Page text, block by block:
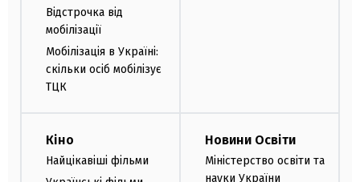
Відстрочка від
мобілізації
Мобілізація в Україні:
скільки осіб мобілізує
ТЦК
Кіно
Найцікавіші фільми
Новини Освіти
Міністерство освіти та
науки України